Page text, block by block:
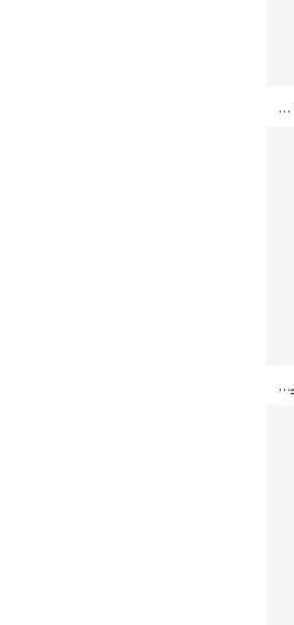
سفید و قرمز – ادوارد مونک
مرگ در اتاق بیمار – اداورد مونک